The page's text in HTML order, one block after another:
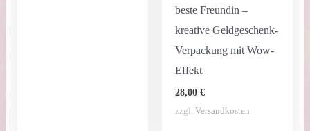
beste Freundin –
kreative Geldgeschenk-
Verpackung mit Wow-
Effekt
28,00€
zzgl.Versandkosten